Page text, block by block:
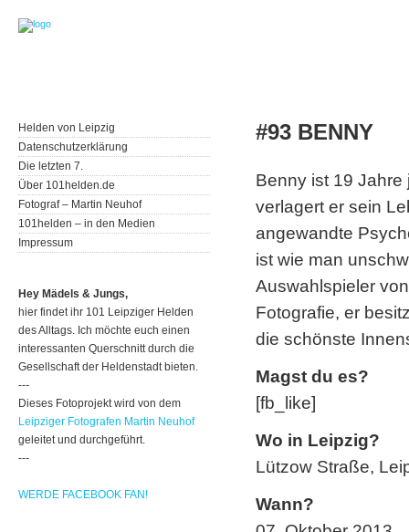
#93 BENNY
Benny ist 19
verlagert er sein
angewandte
ist wie man
Auswahlspieler
Fotografie, er
die schönste
Magst du es?
[fb_like]
Wo in Leipzig?
Lützow Straße,
Wann?
Helden von Leipzig
Datenschutzerklärung
Die letzten 7.
Über 101helden.de
Fotograf – Martin Neuhof
101helden – in den Medien
Impressum
Hey Mädels & Jungs,
hier findet ihr 101 Leipziger Helden
des Alltags. Ich möchte euch einen
interessanten Querschnitt durch die
Gesellschaft der Heldenstadt bieten.
---
Dieses Fotoprojekt wird von dem
Leipziger Fotografen Martin Neuhof
geleitet und durchgeführt.
---
WERDE FACEBOOK FAN!